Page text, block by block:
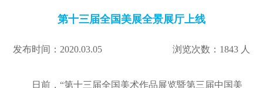
第十三届全国美展全景展厅上线
发布时间：2020.03.05 浏览次数：1843 人
日前，“第十三届全国美术作品展览暨第三届中国美